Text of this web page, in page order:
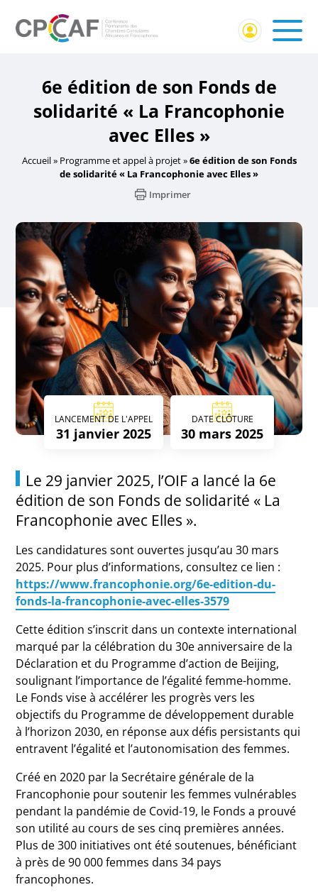
6e édition de son Fonds de
solidarité « La Francophonie
avec Elles »
Accueil» Programme et appel à projet»6e édition de son Fonds
de solidarité « La Francophonie avec Elles »
Imprimer
LANCEMENT DE L'APPEL
31 janvier 2025
DATE CLÔTURE
30 mars 2025
Le 29 janvier 2025, l’OIF a lancé la 6e
édition de son Fonds de solidarité « La
Francophonie avec Elles ».
Les candidatures sont ouvertes jusqu’au 30 mars
2025. Pour plus d’informations, consultez ce lien :
https://www.francophonie.org/6e-edition-du-
fonds-la-francophonie-avec-elles-3579
Cette édition s’inscrit dans un contexte international
marqué par la célébration du 30e anniversaire de la
Déclaration et du Programme d’action de Beijing,
soulignant l’importance de l’égalité femme-homme.
Le Fonds vise à accélérer les progrès vers les
objectifs du Programme de développement durable
à l’horizon 2030, en réponse aux défis persistants qui
entravent l’égalité et l’autonomisation des femmes.
Créé en 2020 par la Secrétaire générale de la
Francophonie pour soutenir les femmes vulnérables
pendant la pandémie de Covid-19, le Fonds a prouvé
son utilité au cours de ses cinq premières années.
Plus de 300 initiatives ont été soutenues, bénéficiant
à près de 90 000 femmes dans 34 pays
francophones.